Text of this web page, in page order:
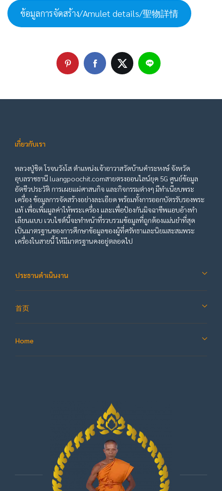
ข้อมูลการจัดสร้าง/Amulet details/聖物詳情
เกี่ยวกับเรา
หลวงปู่ชิต โรจนวังโส ตำแหน่งเจ้าอาวาสวัดบ้านคำระหงษ์ จังหวัด
อุบลราชธานี luangpoochit.comสายตรงออนไลน์ยุค 5G ศูนย์ข้อมูล
อัตชีวประวัติ การเผยแผ่ศาสนกิจ และกิจกรรมต่างๆ มีทำเนียบพระ
เครื่อง ข้อมูลการจัดสร้างอย่างละเอียด พร้อมทั้งการออกบัตรรับรองพระ
แท้ เพื่อเพิ่มมูลค่าให้พระเครื่อง และเพื่อป้องกันมิจฉาชีพแอบอ้างทำ
เลียนแบบ เวบไซต์นี้จะทำหน้าที่รวบรวมข้อมูลที่ถูกต้องแม่นยำที่สุด
เป็นมาตรฐานของการศึกษาข้อมูลของผู้ที่ศรัทธาและนิยมสะสมพระ
เครื่องในสายนี้ ให้มีมาตรฐานคงอยู่ตลอดไป
ประธานดำเนินงาน
首页
Home